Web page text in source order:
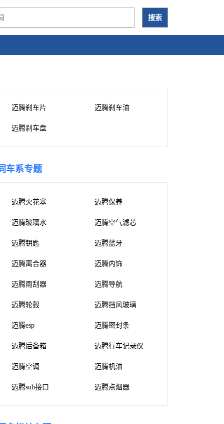
迈腾刹车片 迈腾刹车油
迈腾刹车盘
车系专题
迈腾火花塞 迈腾保养
迈腾玻璃水 迈腾空气滤芯
迈腾钥匙 迈腾蓝牙
迈腾离合器 迈腾内饰
迈腾雨刮器 迈腾导航
迈腾轮毂 迈腾挡风玻璃
迈腾esp 迈腾密封条
迈腾后备箱 迈腾行车记录仪
迈腾空调 迈腾机油
迈腾sub接口 迈腾点烟器